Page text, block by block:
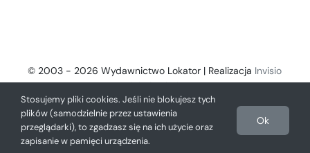
© 2003 - 2026 Wydawnictwo Lokator | Realizacja Invisio
- Digital Solutions
Stosujemy pliki cookies. Jeśli nie blokujesz tych
plików (samodzielnie przez ustawienia
przeglądarki), to zgadzasz się na ich użycie oraz
zapisanie w pamięci urządzenia.
Ok